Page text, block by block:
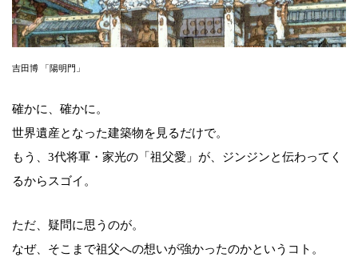
吉田博 「陽明門」
確かに、確かに。
世界遺産となった建築物を見るだけで。
もう、3代将軍・家光の「祖父愛」が、ジンジンと伝わってく
るからスゴイ。
ただ、疑問に思うのが。
なぜ、そこまで祖父への想いが強かったのかというコト。